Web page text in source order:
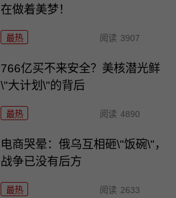
在做着美梦！
最热 阅读 3907
766亿买不来安全？美核潜光鲜
\"大计划\"的背后
最热 阅读 4890
电商哭晕：俄乌互相砸\"饭碗\"，
战争已没有后方
最热 阅读 2633